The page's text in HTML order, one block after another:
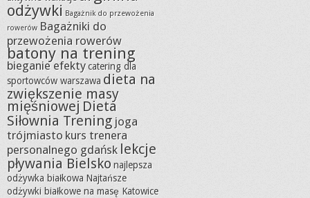
odżywki Bagażnik do przewożenia
rowerów Bagażniki do
przewożenia rowerów
batony na trening
bieganie efektycatering dla
sportowców warszawa dieta na
zwiększenie masy
mięśniowej Dieta
Siłownia Trening joga
trójmiasto kurs trenera
personalnego gdańsk lekcje
pływania Bielskonajlepsza
odżywka białkowa Najtańsze
odżywki białkowe na masę Katowice